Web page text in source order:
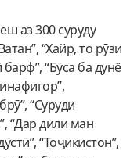
аз 300 суруду
“Хайр, то рӯзи
барф”, “Бӯса ба дунё
“Суруди
“Дар дили ман
“Тоҷикистон”,